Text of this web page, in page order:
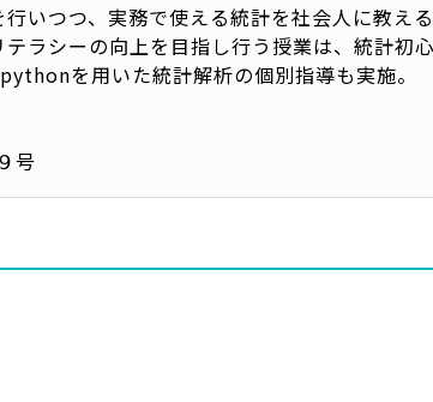
いつつ、実務で使える統計を社会人に教え
ラシーの向上を目指し行う授業は、統計初
を用いた統計解析の個別指導も実施。
号